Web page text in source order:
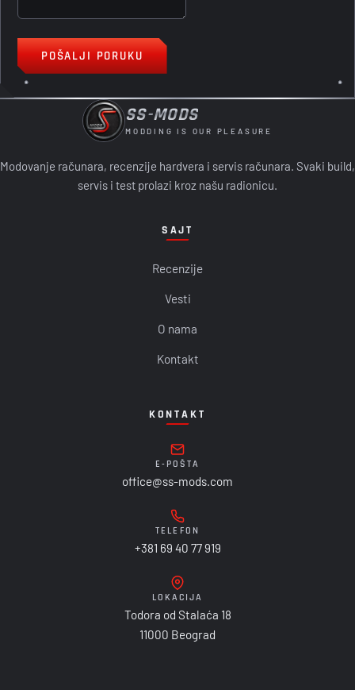
POŠALJI PORUKU
SS-MODS
MODDING IS OUR PLEASURE
Modovanje računara, recenzije hardvera i servis računara. Svaki build,
servis i test prolazi kroz našu radionicu.
SAJT
Recenzije
Vesti
O nama
Kontakt
KONTAKT
E-POŠTA
office@ss-mods.com
TELEFON
+381 69 40 77 919
LOKACIJA
Todora od Stalaća 18
11000 Beograd